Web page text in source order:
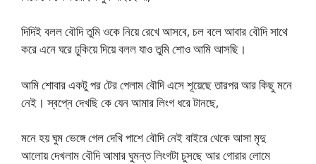
দিদিই বলল বৌদি তুমি ওকে নিয়ে রেখে আসবে, চল বলে আবার বৌদি সাথে
করে এনে ঘরে ঢুকিয়ে দিয়ে বলল যাও তুমি শোও আমি আসছি।
আমি শোবার একটু পর টের পেলাম বৌদি এসে শূয়েছে তারপর আর কিছু মনে
নেই। স্বপ্নে দেখছি কে যেন আমার লিংগ ধরে টানছে,
মনে হয় ঘুম ভেঙ্গে গেল দেখি পাশে বৌদি নেই বাইরে থেকে আসা মৃদু
আলোয় দেখলাম বৌদি আমার ঘুমন্ত লিংগটা চুসছে আর গোরার লোমে